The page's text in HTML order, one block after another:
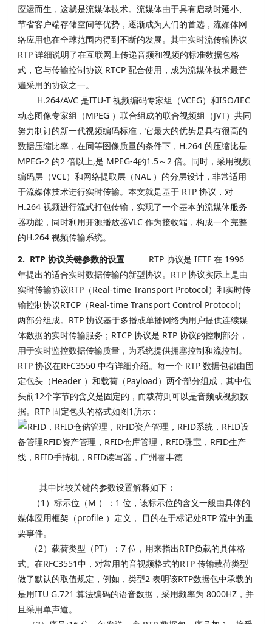
应运而生，这就是流媒体技术。流媒体由于具有启动时延小、
节省客户端存储空间等优势，逐渐成为人们的首选，流媒体网
络应用也在全球范围内得到不断的发展。其中实时流传输协议
RTP 详细说明了在互联网上传递音频和视频的标准数据包格
式，它与传输控制协议 RTCP 配合使用，成为流媒体技术最普
遍采用的协议之一。
H.264/AVC 是ITU-T 视频编码专家组（VCEG）和ISO/IEC
动态图像专家组（MPEG ）联合组成的联合视频组（JVT）共同
努力制订的新一代视频编码标准，它最大的优势是具有很高的
数据压缩比率，在同等图像质量的条件下，H.264 的压缩比是
MPEG-2 的2 倍以上,是 MPEG-4的1.5～2 倍。同时，采用视频
编码层（VCL）和网络提取层（NAL ）的分层设计，非常适用
于流媒体技术进行实时传输。本文就是基于 RTP 协议，对
H.264 视频进行流式打包传输，实现了一个基本的流媒体服务
器功能，同时利用开源播放器VLC 作为接收端，构成一个完整
的H.264 视频传输系统。
2. RTP 协议关键参数的设置 RTP 协议是 IETF 在 1996
年提出的适合实时数据传输的新型协议。RTP 协议实际上是由
实时传输协议RTP（Real-time Transport Protocol）和实时传
输控制协议RTCP（Real-time Transport Control Protocol）
两部分组成。RTP 协议基于多播或单播网络为用户提供连续媒
体数据的实时传输服务；RTCP 协议是 RTP 协议的控制部分，
用于实时监控数据传输质量，为系统提供拥塞控制和流控制。
RTP 协议在RFC3550 中有详细介绍。每一个 RTP 数据包都由固
定包头（Header ）和载荷（Payload）两个部分组成，其中包
头前12个字节的含义是固定的，而载荷则可以是音频或视频数
据。RTP 固定包头的格式如图1所示：
其中比较关键的参数设置解释如下：
（1）标示位（M ）：1 位，该标示位的含义一般由具体的
媒体应用框架（profile ）定义， 目的在于标记处RTP 流中的重
要事件。
（2）载荷类型（PT）：7 位，用来指出RTP负载的具体格
式。在RFC3551中，对常用的音视频格式的RTP 传输载荷类型
做了默认的取值规定，例如，类型2 表明该RTP数据包中承载的
是用ITU G.721 算法编码的语音数据，采用频率为 8000HZ，并
且采用单声道。